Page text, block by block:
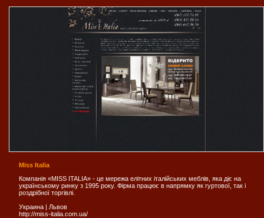
Miss Italia
Компанія «MISS ITALIA» - це мережа елітних італійських меблів, яка діє на
українському ринку з 1995 року. Фірма працює в напрямку як гуртової, так і
роздрібної торгівлі.
Украина | Львов
http://miss-italia.com.ua/